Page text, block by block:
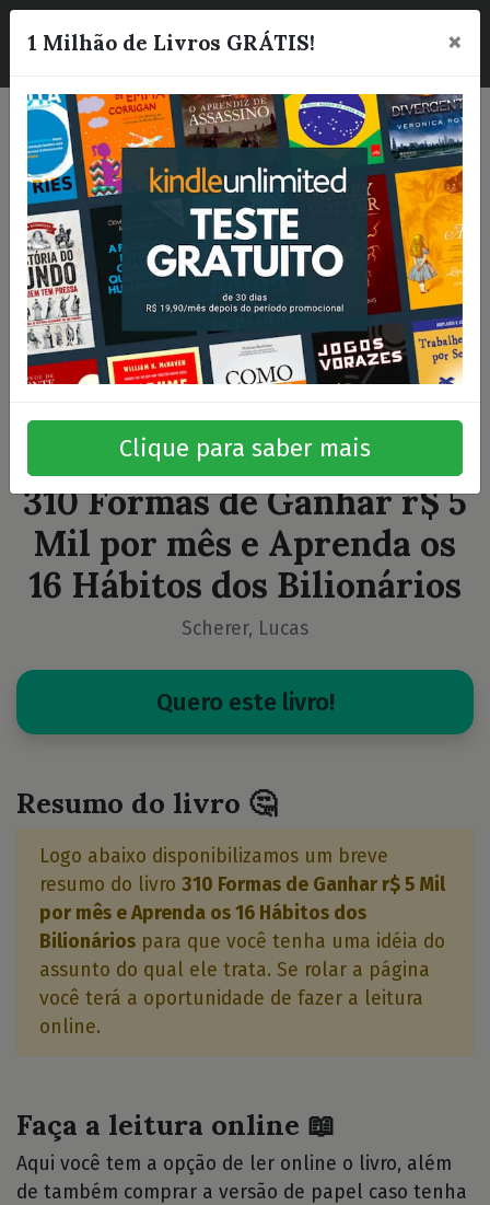
☰
310 Formas de Ganhar r$ 5
Mil por mês e Aprenda os
16 Hábitos dos Bilionários
Scherer, Lucas
Quero este livro!
Resumo do livro 🤔
Logo abaixo disponibilizamos um breve
resumo do livro 310 Formas de Ganhar r$ 5 Mil
por mês e Aprenda os 16 Hábitos dos
Bilionários para que você tenha uma idéia do
assunto do qual ele trata. Se rolar a página
você terá a oportunidade de fazer a leitura
online.
Faça a leitura online 📖
Aqui você tem a opção de ler online o livro, além
de também comprar a versão de papel caso tenha
1 Milhão de Livros GRÁTIS! ×
Clique para saber mais